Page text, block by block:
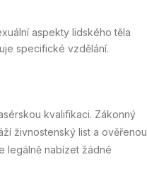
aspekty lidského těla
specifické vzdělání.
kvalifikaci. Zákonný
živnostenský list a ověřenou
legálně nabízet žádné